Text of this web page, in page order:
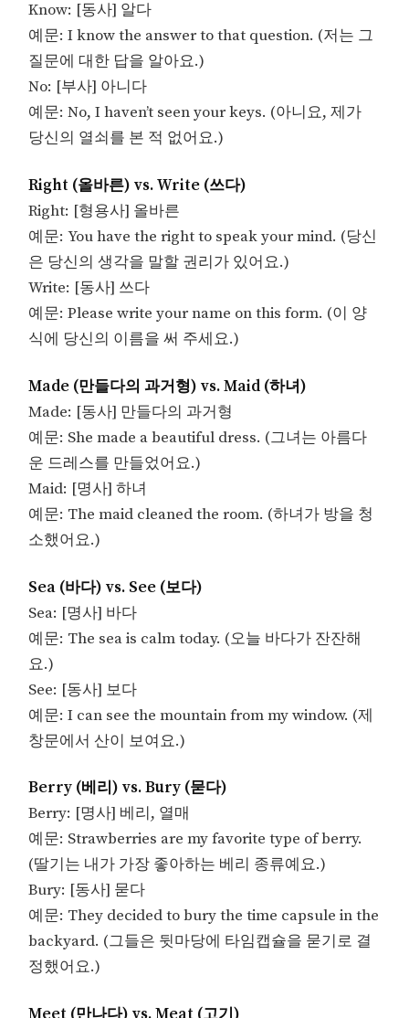
Know: [동사] 알다
예문: I know the answer to that question. (저는 그
질문에 대한 답을 알아요.)
No: [부사] 아니다
예문: No, I haven’t seen your keys. (아니요, 제가
당신의 열쇠를 본 적 없어요.)
Right (올바른) vs. Write (쓰다)
Right: [형용사] 올바른
예문: You have the right to speak your mind. (당신
은 당신의 생각을 말할 권리가 있어요.)
Write: [동사] 쓰다
예문: Please write your name on this form. (이 양
식에 당신의 이름을 써 주세요.)
Made (만들다의 과거형) vs. Maid (하녀)
Made: [동사] 만들다의 과거형
예문: She made a beautiful dress. (그녀는 아름다
운 드레스를 만들었어요.)
Maid: [명사] 하녀
예문: The maid cleaned the room. (하녀가 방을 청
소했어요.)
Sea (바다) vs. See (보다)
Sea: [명사] 바다
예문: The sea is calm today. (오늘 바다가 잔잔해
요.)
See: [동사] 보다
예문: I can see the mountain from my window. (제
창문에서 산이 보여요.)
Berry (베리) vs. Bury (묻다)
Berry: [명사] 베리, 열매
예문: Strawberries are my favorite type of berry.
(딸기는 내가 가장 좋아하는 베리 종류예요.)
Bury: [동사] 묻다
예문: They decided to bury the time capsule in the
backyard. (그들은 뒷마당에 타임캡슐을 묻기로 결
정했어요.)